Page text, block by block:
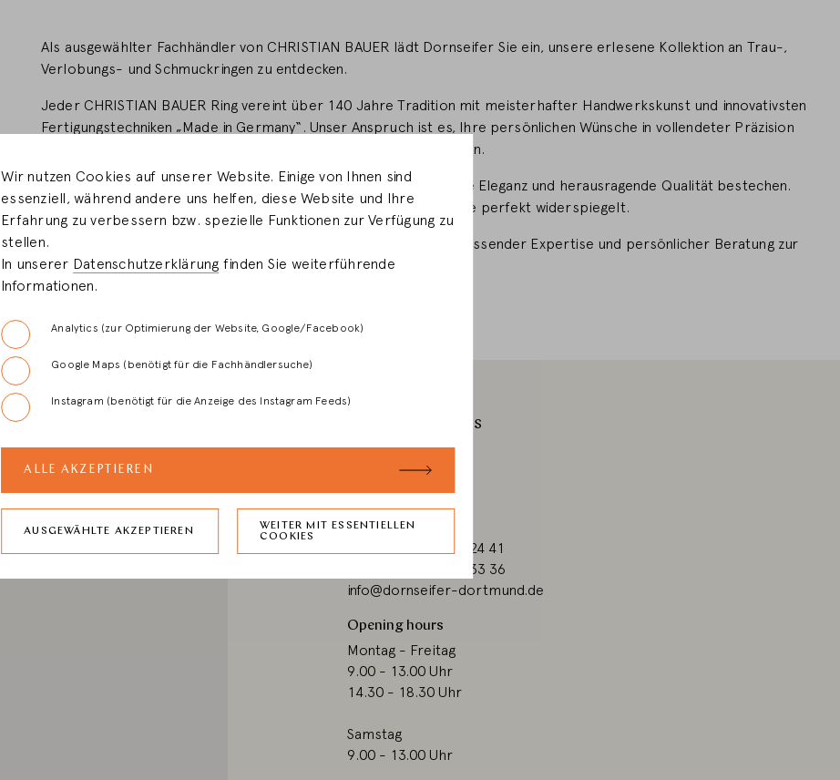
Als ausgewählter Fachhändler von CHRISTIAN BAUER lädt Dornseifer Sie ein, unsere erlesene Kollektion an Trau-,
Verlobungs- und Schmuckringen zu entdecken.
Jeder CHRISTIAN BAUER Ring vereint über 140 Jahre Tradition mit meisterhafter Handwerkskunst und innovativsten
Fertigungstechniken „Made in Germany“. Unser Anspruch ist es, Ihre persönlichen Wünsche in vollendeter Präzision
und Ästhetik zu verwirklichen - Ihre Träume wahr werden zu lassen.
Lassen Sie sich von unseren Ringen verzaubern, die durch zeitlose Eleganz und herausragende Qualität bestechen.
Finden Sie das Schmuckstück, das Ihre Vorstellungen und Wünsche perfekt widerspiegelt.
Unsere erfahrenen Berater bei Dornseifer stehen Ihnen mit umfassender Expertise und persönlicher Beratung zur
Seite.
Besuchen Sie uns
Dornseifer
Harkortstraße 69
44225 Dortmund
T: +49 (0) 231 / 71 24 41
F: +49 (0) 231 / 77 33 36
info@dornseifer-dortmund.de
Opening hours
Montag - Freitag
9.00 - 13.00 Uhr
14.30 - 18.30 Uhr
Samstag
9.00 - 13.00 Uhr
Wir nutzen Cookies auf unserer Website. Einige von Ihnen sind
essenziell, während andere uns helfen, diese Website und Ihre
Erfahrung zu verbessern bzw. spezielle Funktionen zur Verfügung zu
stellen.
In unserer Datenschutzerklärung finden Sie weiterführende
Informationen.
Analytics (zur Optimierung der Website, Google/Facebook)
Google Maps (benötigt für die Fachhändlersuche)
Instagram (benötigt für die Anzeige des Instagram Feeds)
ALLE AKZEPTIEREN
AUSGEWÄHLTE AKZEPTIEREN
WEITER MIT ESSENTIELLEN
COOKIES